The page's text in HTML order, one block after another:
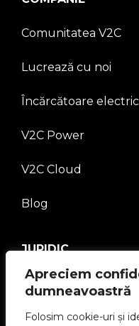
Apreciem
dumneavoastră
Folosim cookie-uri și
Comunitatea V2C
Lucrează cu noi
Încărcătoare
V2C Power
V2C Cloud
Blog
JURIDIC
Politica de
Aviz juridic